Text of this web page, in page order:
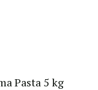
Pasta 5 kg